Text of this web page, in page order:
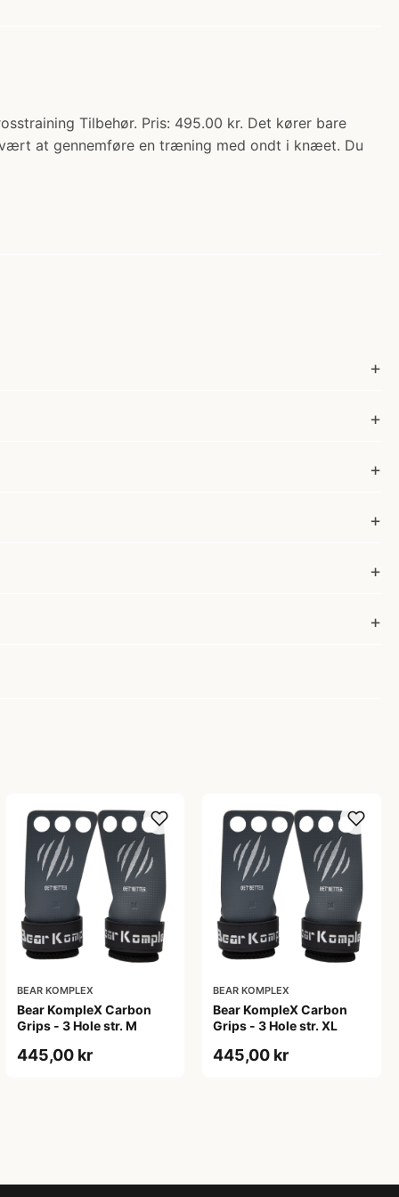
Tilbehør. Pris: 495.00 kr. Det kører bare
at gennemføre en træning med ondt i knæet. Du
BEAR KOMPLEX
Bear KompleX Carbon
Grips - 3 Hole str. M
445,00 kr
BEAR KOMPLEX
Bear KompleX Carbon
Grips - 3 Hole str. XL
445,00 kr